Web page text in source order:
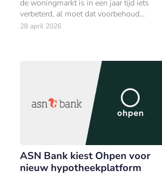
de woningmarkt is in een jaar tijd iets
verbeterd, al moet dat voorbehoud
meteen worden genuanceerd.
28 april 2026
ASN Bank kiest Ohpen voor
nieuw hypotheekplatform